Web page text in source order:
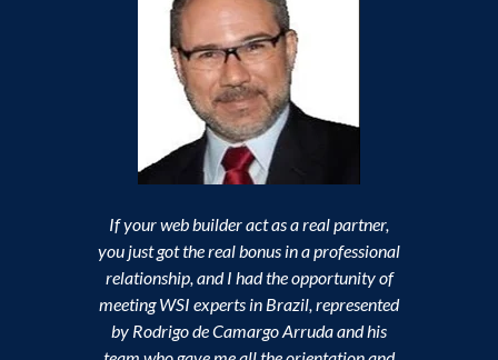
If your web builder act as a real partner,
you just got the real bonus in a professional
relationship, and I had the opportunity of
meeting WSI experts in Brazil, represented
by Rodrigo de Camargo Arruda and his